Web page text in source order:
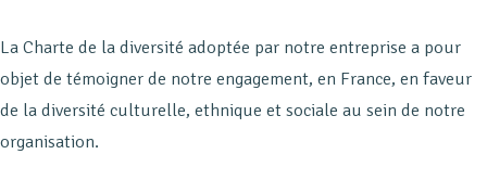
La Charte de la diversité adoptée par notre entreprise a pour
objet de témoigner de notre engagement, en France, en faveur
de la diversité culturelle, ethnique et sociale au sein de notre
organisation.